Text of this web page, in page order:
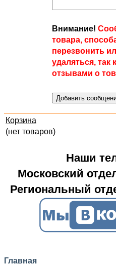
Внимание!
товара,
перезвонить
удаляться, так
отзывами о
Корзина
(нет товаров)
Наши
Московский
Региональный
Главная